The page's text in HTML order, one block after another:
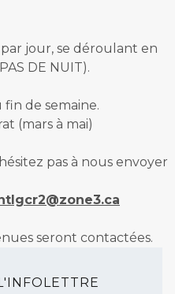
jour, se déroulant en
DE NUIT).
fin de semaine.
(mars à mai)
pas à nous envoyer
seront contactées.